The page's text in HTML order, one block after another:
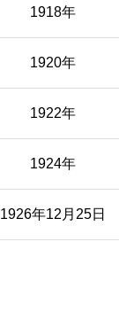
1918年
1920年
1922年
1924年
1926年12月25日